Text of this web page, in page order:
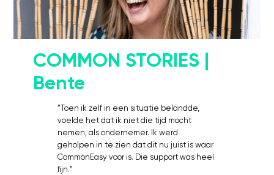
Kosten
Webinars's
Overige video's
Netwerk
Netwerk
Community
Facebook
Instagram
COMMON STORIES |
Bente
“Toen ik zelf in een situatie belandde,
voelde het dat ik niet die tijd mocht
nemen, als ondernemer. Ik werd
geholpen in te zien dat dit nu juist is waar
CommonEasy voor is. Die support was heel
fijn.”